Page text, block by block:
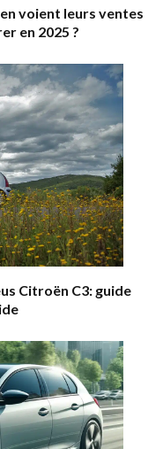
voient leurs ventes
en 2025 ?
Citroën C3: guide